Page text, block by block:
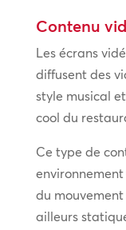
Contenu
Les écrans
diffusent des
style musical
cool du
Ce type de
du
ailleurs